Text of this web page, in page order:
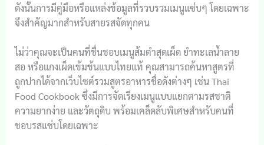
ดังนั้นการมีคู่มือหรือแหล่งข้อมูลที่รวบรวมเมนูแซ่บๆ โดยเฉพาะ
จึงสำคัญมากสำหรับสายรสจัดทุกคน
ไม่ว่าคุณจะเป็นคนที่ชื่นชอบเมนูส้มตำสุดเผ็ด ยำทะเลน้ำลาย
สอ หรือแกงเผ็ดเข้มข้นแบบไทยแท้ คุณสามารถค้นหาสูตรที่
ถูกปากได้จากเว็บไซต์รวมสูตรอาหารชื่อดังต่างๆ เช่น Thai
Food Cookbook ซึ่งมีการจัดเรียงเมนูแบบแยกตามรสชาติ
ความยากง่าย และวัตถุดิบ พร้อมเคล็ดลับพิเศษสำหรับคนที่
ชอบรสแซ่บโดยเฉพาะ